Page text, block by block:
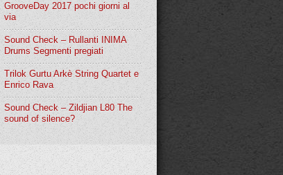
GrooveDay 2017 pochi giorni al
via
Sound Check – Rullanti INIMA
Drums Segmenti pregiati
Trilok Gurtu Arkè String Quartet e
Enrico Rava
Sound Check – Zildjian L80 The
sound of silence?